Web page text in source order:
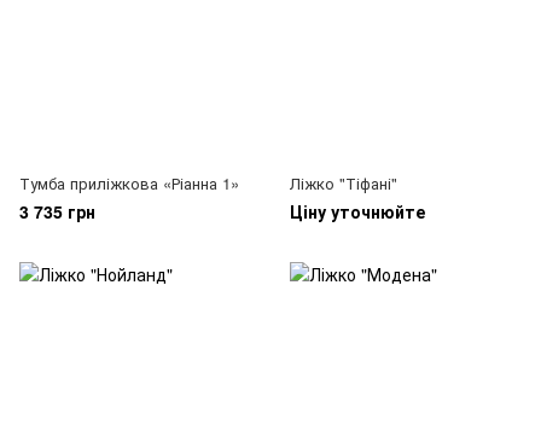
Тумба приліжкова «Ріанна 1»
3 735 грн
Ліжко "Тіфані"
Ціну уточнюйте